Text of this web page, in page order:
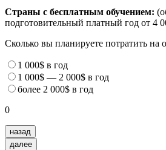
Страны с бесплатным обучением:
подготовительный платный год от 4
Сколько вы планируете потратить на
1 000$ в год
1 000$ — 2 000$ в год
более 2 000$ в год
0
назад
далее